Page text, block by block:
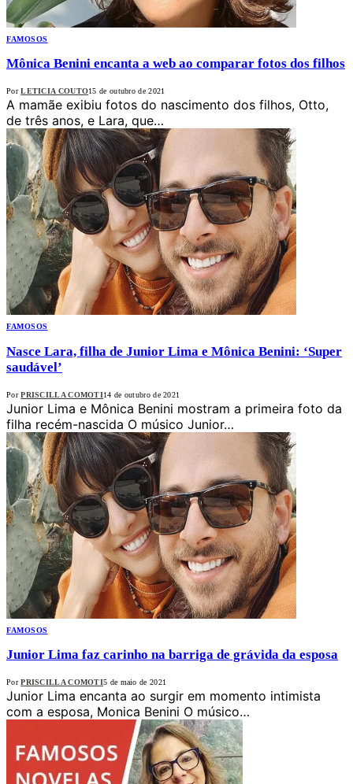
FAMOSOS
Mônica Benini encanta a web ao comparar fotos dos filhos
Por LETICIA COUTO15 de outubro de 2021
A mamãe exibiu fotos do nascimento dos filhos, Otto,
de três anos, e Lara, que…
FAMOSOS
Nasce Lara, filha de Junior Lima e Mônica Benini: ‘Super
saudável’
Por PRISCILLA COMOTI14 de outubro de 2021
Junior Lima e Mônica Benini mostram a primeira foto da
filha recém-nascida O músico Junior…
FAMOSOS
Junior Lima faz carinho na barriga de grávida da esposa
Por PRISCILLA COMOTI5 de maio de 2021
Junior Lima encanta ao surgir em momento intimista
com a esposa, Monica Benini O músico…